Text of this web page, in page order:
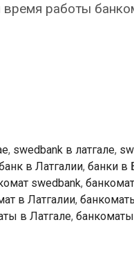
работы
, swedbank в латгале,
в Латгалии, банки в
swedbank,
в Латгалии,
в Латгале,